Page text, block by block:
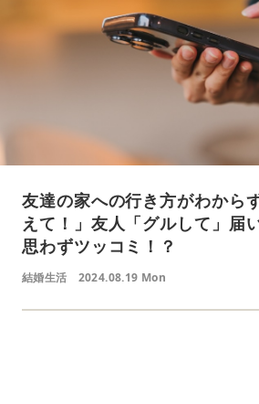
友達の家への行き方がわか
えて！」友人「グルして」届
思わずツッコミ！？
結婚生活 2024.08.19 Mon